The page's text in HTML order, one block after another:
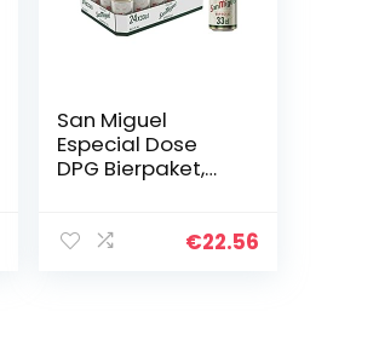
San Miguel
Especial Dose
DPG Bierpaket,
€22.56